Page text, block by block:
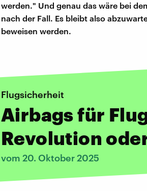
werden." Und genau das wäre bei
nach der Fall. Es bleibt also
beweisen werden.
Flugsicherheit
Airbags für
Revolution
vom 20. Oktober 2025